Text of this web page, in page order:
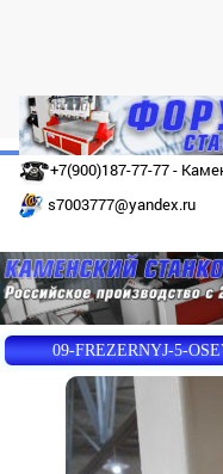
+7(900)187-77-77 -
s7003777@yandex.ru
09-FREZERNYJ-5-